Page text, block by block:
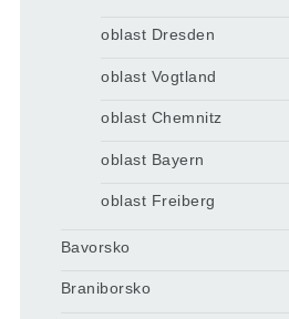
oblast Dresden
oblast Vogtland
oblast Chemnitz
oblast Bayern
oblast Freiberg
Bavorsko
Braniborsko